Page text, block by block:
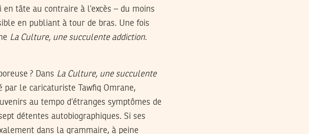
tâte au contraire à l’excès – du moins
en publiant à tour de bras. Une fois
La Culture, une succulente addiction.
? Dans La Culture, une succulente
le caricaturiste Tawfiq Omrane,
au tempo d’étranges symptômes de
détentes autobiographiques. Si ses
dans la grammaire, à peine